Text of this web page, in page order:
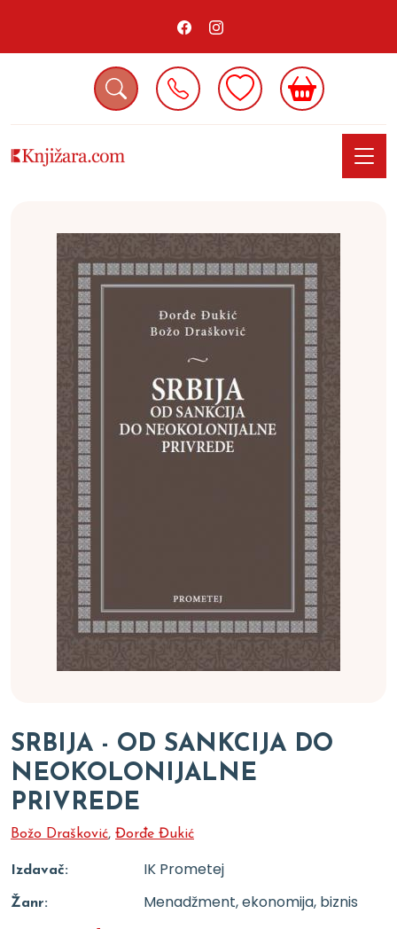
SRBIJA - OD SANKCIJA DO
NEOKOLONIJALNE
PRIVREDE
Božo Drašković, Đorđe Đukić
Izdavač: IK Prometej
Žanr: Menadžment, ekonomija, biznis